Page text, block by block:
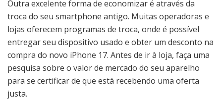
Outra excelente forma de economizar é através da
troca do seu smartphone antigo. Muitas operadoras e
lojas oferecem programas de troca, onde é possível
entregar seu dispositivo usado e obter um desconto na
compra do novo iPhone 17. Antes de ir à loja, faça uma
pesquisa sobre o valor de mercado do seu aparelho
para se certificar de que está recebendo uma oferta
justa.